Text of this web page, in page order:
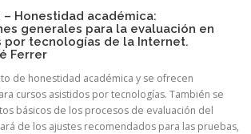
– Honestidad académica:
generales para la evaluación en
por tecnologías de la Internet.
Ferrer
de honestidad académica y se ofrecen
cursos asistidos por tecnologías. También se
básicos de los procesos de evaluación del
de los ajustes recomendados para las pruebas,